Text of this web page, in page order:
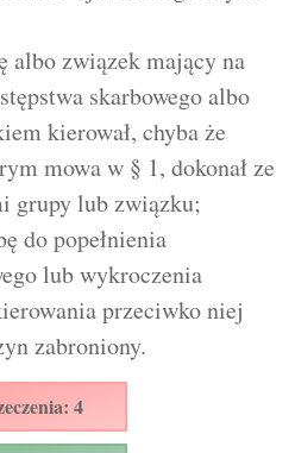
albo związek mający na
skarbowego albo
kierował, chyba że
mowa w § 1, dokonał ze
grupy lub związku;
do popełnienia
lub wykroczenia
przeciwko niej
zabroniony.
4